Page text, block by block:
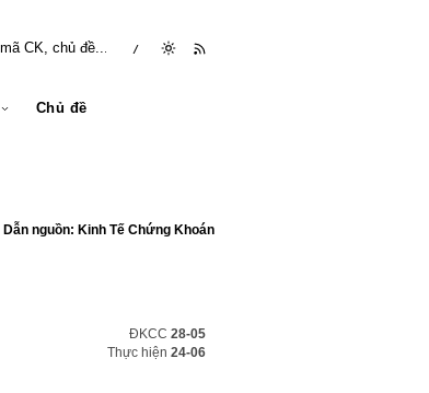
/
Chủ đề
Dẫn nguồn: Kinh Tế Chứng Khoán
ĐKCC 28-05
Thực hiện 24-06